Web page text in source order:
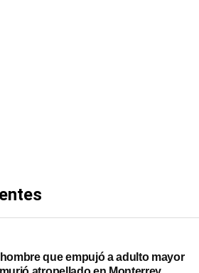
que empujó a adulto mayor